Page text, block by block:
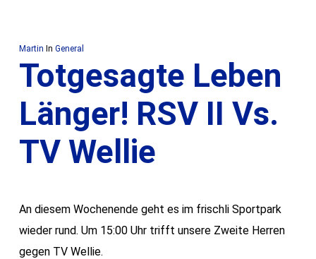
Martin In General
Totgesagte Leben
Länger! RSV II Vs.
TV Wellie
An diesem Wochenende geht es im frischli Sportpark
wieder rund. Um 15:00 Uhr trifft unsere Zweite Herren
gegen TV Wellie.